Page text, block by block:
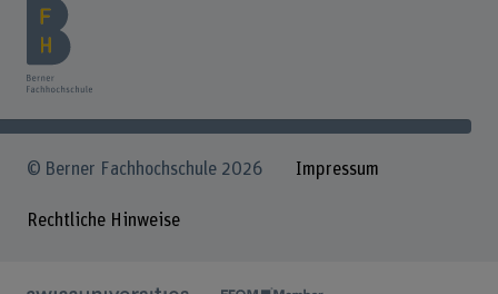
© Berner Fachhochschule 2026 Impressum
Rechtliche Hinweise